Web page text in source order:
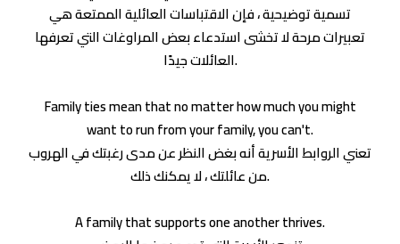
تسمية توضيحية ، فإن الاقتباسات العائلية الممتعة هي
تعبيرات مرحة لا تخشى استدعاء بعض المراوغات التي تعرفها
العائلات جيدًا.
Family ties mean that no matter how much you might
want to run from your family, you can't.
تعني الروابط الأسرية أنه بغض النظر عن مدى رغبتك في الهروب
من عائلتك ، لا يمكنك ذلك.
A family that supports one another thrives.